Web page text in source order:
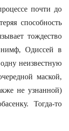
почти до
способность
тождество
Одиссей в
неизвестную
маской,
не узнанной)
Тогда-то